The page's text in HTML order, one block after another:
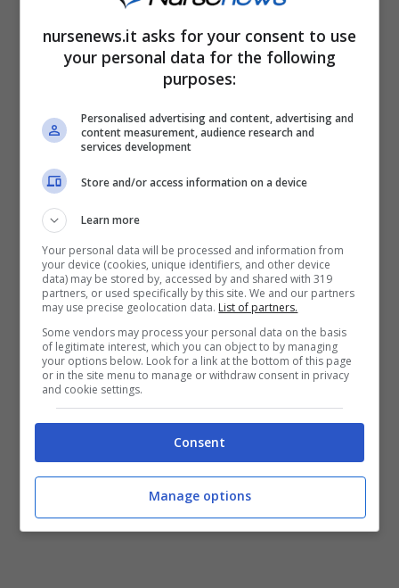
atto notarile. Quando oggetto della
vendita è un immobile, è necessaria
quest’ultima forma. Va, inoltre,registrato
Al contratto preliminare segue la stipula del contratto di
compravendita definitivo (nursenews.it)
nursenews.it asks for your consent to use
your personal data for the following
purposes:
Personalised advertising and content, advertising and
content measurement, audience research and
services development
Store and/or access information on a device
Learn more
Your personal data will be processed and information from
your device (cookies, unique identifiers, and other device
data) may be stored by, accessed by and shared with 319
partners, or used specifically by this site. We and our partners
may use precise geolocation data. List of partners.
Some vendors may process your personal data on the basis
of legitimate interest, which you can object to by managing
your options below. Look for a link at the bottom of this page
or in the site menu to manage or withdraw consent in privacy
and cookie settings.
Consent
Manage options